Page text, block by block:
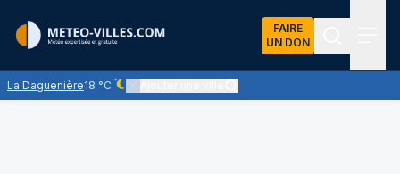
FAIRE
UN DON
La Daguenière18 °C
Ciel dégagé - quasiment pas de nuages